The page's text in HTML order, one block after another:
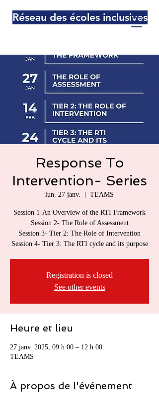
Réseau des écoles inclusives
Response To
Intervention- Series
lun. 27 janv. TEAMS
Session 1-An Overview of the RTI Framework
Session 2- The Role of Assessment
Session 3- Tier 2: The Role of Intervention
Session 4- Tier 3: The RTI cycle and its purpose
Registration is closed
See other events
Heure et lieu
27 janv. 2025, 09 h 00 – 12 h 00
TEAMS
À propos de l'événement